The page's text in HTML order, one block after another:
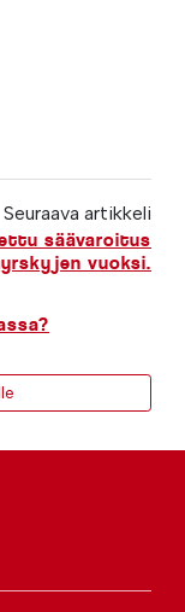
Seuraava artikkeli
säävaroitus
vuoksi.